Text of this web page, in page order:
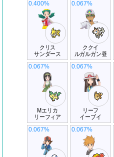
クリス
サンダース
0.400%
ククイ
ルガルガン昼
0.067%
Mエリカ
リーフィア
0.067%
リーフ
イーブイ
0.067%
0.067% 0.067%